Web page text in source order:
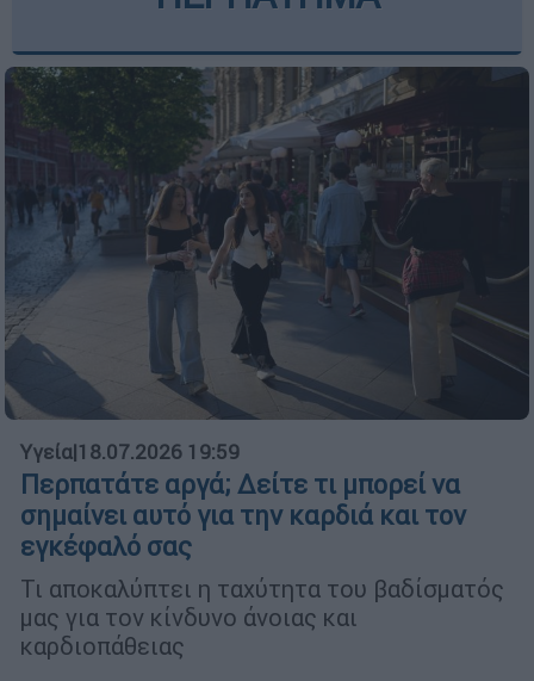
Υγεία|18.07.2026 19:59
Περπατάτε αργά; Δείτε τι μπορεί να
σημαίνει αυτό για την καρδιά και τον
εγκέφαλό σας
Τι αποκαλύπτει η ταχύτητα του βαδίσματός
μας για τον κίνδυνο άνοιας και
καρδιοπάθειας